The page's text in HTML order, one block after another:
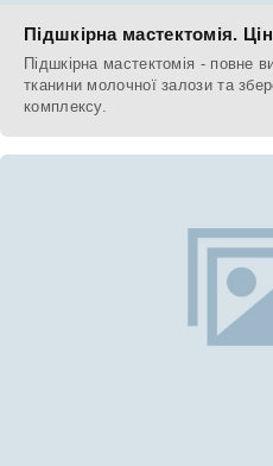
Підшкірна мастектомія.
Підшкірна мастектомія - повне
тканини молочної залози та
комплексу.